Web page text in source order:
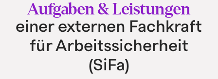
Aufgaben & Leistungen
einer externen Fachkraft
für Arbeitssicherheit
(SiFa)